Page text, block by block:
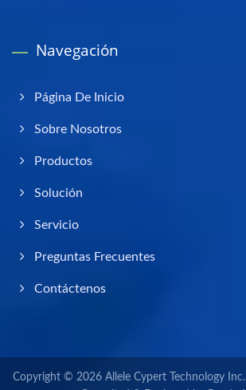
Navegación
Página De Inicio
Sobre Nosotros
Productos
Solución
Servicio
Preguntas Frecuentes
Contáctenos
Copyright © 2026 Allele Cypert Technology Inc.